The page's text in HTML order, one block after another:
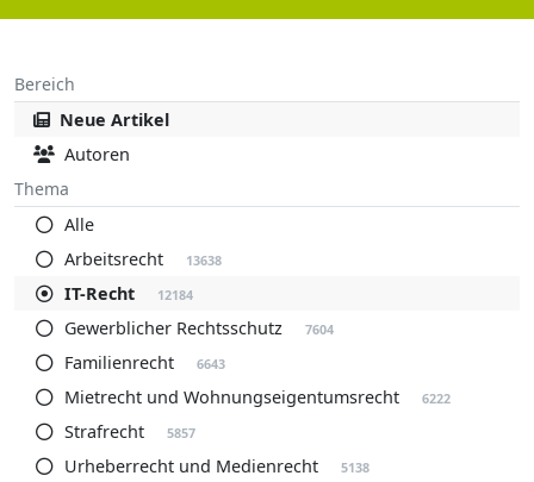
Bereich
Neue Artikel
Autoren
Thema
Alle
Arbeitsrecht
13638
IT-Recht 12184
Gewerblicher Rechtsschutz 7604
Familienrecht 6643
Mietrecht und Wohnungseigentumsrecht 6222
Strafrecht 5857
Urheberrecht und Medienrecht 5138